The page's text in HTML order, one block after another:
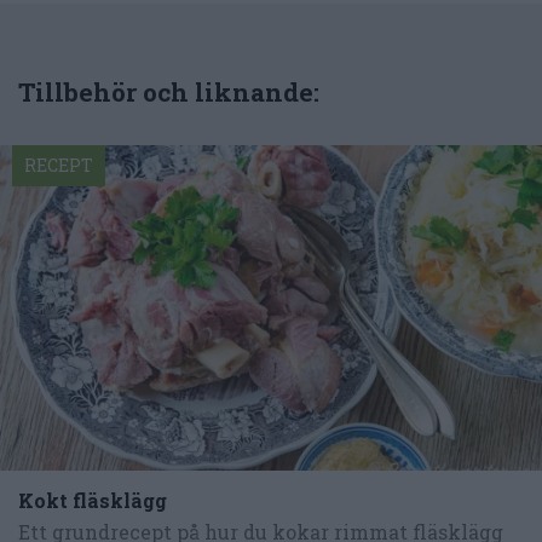
Tillbehör och liknande:
Kokt fläsklägg
Ett grundrecept på hur du kokar rimmat fläsklägg
RECEPT